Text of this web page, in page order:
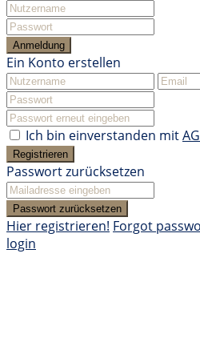
Anmeldung
Ein Konto erstellen
Ich bin einverstanden mit
Registrieren
Passwort zurücksetzen
Passwort zurücksetzen
Hier registrieren! Forgot
login